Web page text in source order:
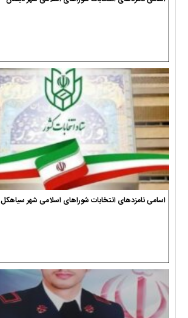
اسامی نامزدهای انتخابات شوراهای اسلامی شهر سیاهکل